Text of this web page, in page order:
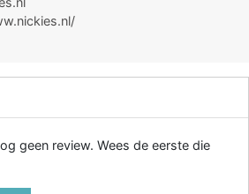
geen review. Wees de eerste die